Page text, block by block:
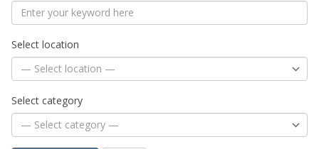
Select location
Select category